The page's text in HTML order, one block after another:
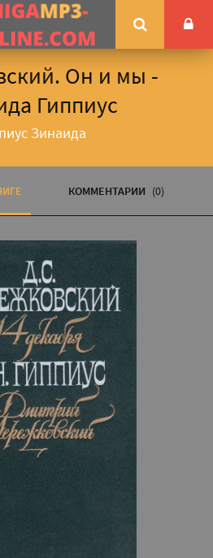
Он и мы -
Гиппиус
Зинаида
КОММЕНТАРИИ (0)